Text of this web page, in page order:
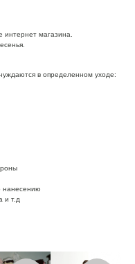
интернет магазина.
в определенном уходе:
нанесению
и т.д